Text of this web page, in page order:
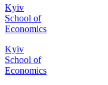
Kyiv
School of
Economics
Kyiv
School of
Economics